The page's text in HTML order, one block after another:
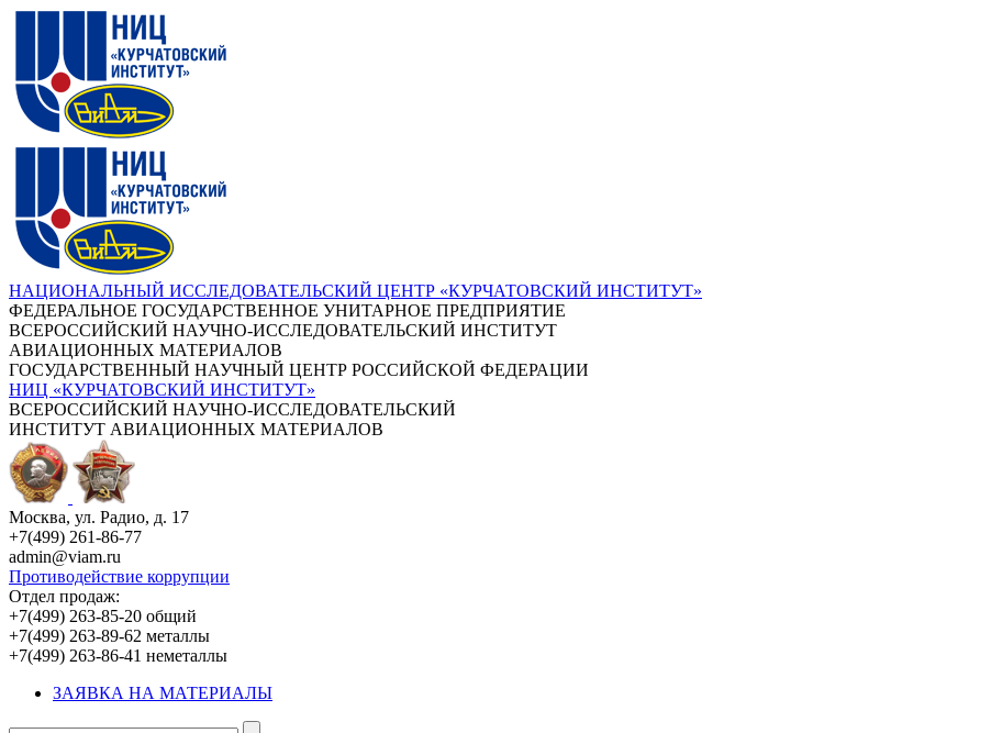
НАЦИОНАЛЬНЫЙ ИССЛЕДОВАТЕЛЬСКИЙ ЦЕНТР «КУРЧАТОВСКИЙ ИНСТИТУТ»
ФЕДЕРАЛЬНОЕ ГОСУДАРСТВЕННОЕ УНИТАРНОЕ ПРЕДПРИЯТИЕ
ВСЕРОССИЙСКИЙ НАУЧНО-ИССЛЕДОВАТЕЛЬСКИЙ ИНСТИТУТ
АВИАЦИОННЫХ МАТЕРИАЛОВ
ГОСУДАРСТВЕННЫЙ НАУЧНЫЙ ЦЕНТР РОССИЙСКОЙ ФЕДЕРАЦИИ
НИЦ «КУРЧАТОВСКИЙ ИНСТИТУТ»
ВСЕРОССИЙСКИЙ НАУЧНО-ИССЛЕДОВАТЕЛЬСКИЙ
ИНСТИТУТ АВИАЦИОННЫХ МАТЕРИАЛОВ
Москва, ул. Радио, д. 17
+7(499) 261-86-77
admin@viam.ru
Противодействие коррупции
Отдел продаж:
+7(499) 263-85-20 общий
+7(499) 263-89-62 металлы
+7(499) 263-86-41 неметаллы
ЗАЯВКА НА МАТЕРИАЛЫ